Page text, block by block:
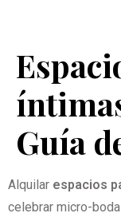
Guía
Alquilar espacios
celebrar micro-